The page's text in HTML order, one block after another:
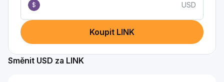
$
USD
Koupit LINK
Směnit USD za LINK